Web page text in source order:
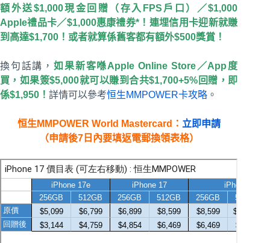
額外送$1,000現金回贈（存入FPS戶口）／$1,000
Apple禮品卡／$1,000惠康禮券*！連埋信用卡迎新就賺
到高達$1,700！或者就算係舊客都有額外$500獎賞！
換句話講，如果新客喺Apple Online Store／App度
買，如果簽$5,000就可以賺到合共$1,700+5%回贈，即
係$1,950！ 詳情可以參考恒生MMPOWER卡攻略 。
恒生MMPOWER World Mastercard： 立即申請
（申請後7日內要填返電郵換領表格）